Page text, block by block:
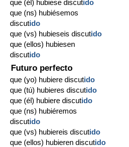
que (él) hubiese discutido
que (ns) hubiésemos
discutido
que (vs) hubieseis discutido
que (ellos) hubiesen
discutido
Futuro perfecto
que (yo) hubiere discutido
que (tú) hubieres discutido
que (él) hubiere discutido
que (ns) hubiéremos
discutido
que (vs) hubiereis discutido
que (ellos) hubieren discutido